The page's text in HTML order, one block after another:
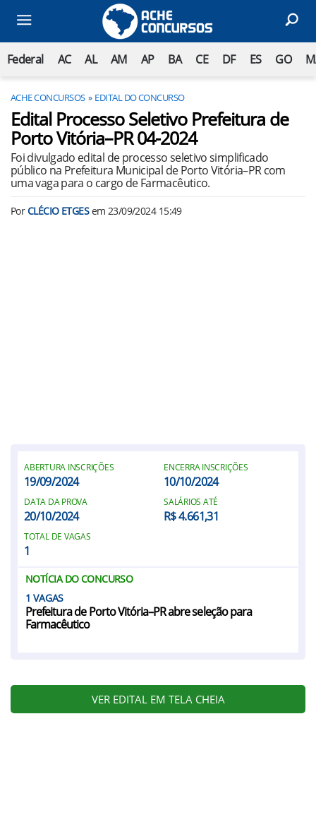
Federal AC AL AM AP BA CE DF ES GO
ACHE CONCURSOS EDITAL DO CONCURSO
Edital Processo Seletivo Prefeitura de
Porto Vitória–PR 04-2024
Foi divulgado edital de processo seletivo simplificado
público na Prefeitura Municipal de Porto Vitória–PR com
uma vaga para o cargo de Farmacêutico.
PorCLÉCIO ETGESem 23/09/2024 15:49
ABERTURA INSCRIÇÕES
19/09/2024
ENCERRA INSCRIÇÕES
10/10/2024
DATA DA PROVA
20/10/2024
SALÁRIOS ATÉ
R$ 4.661,31
TOTAL DE VAGAS
1
NOTÍCIA DO CONCURSO
1
Prefeitura de Porto Vitória–PR abre seleção para
Farmacêutico
VER EDITAL EM TELA CHEIA